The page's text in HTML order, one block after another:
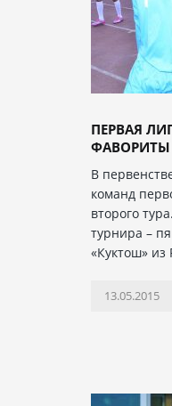
ПЕРВАЯ
ФАВОРИТЫ
В
команд
второго
турнира –
«Куктош» из
13.05.2015